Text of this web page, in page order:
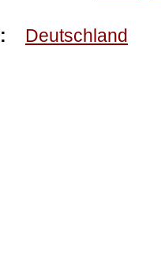
: Deutschland